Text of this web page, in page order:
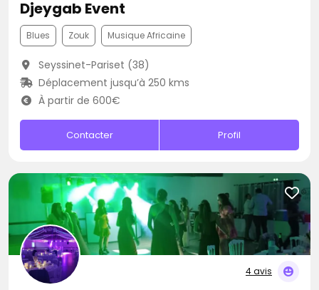
Djeygab Event
Blues Zouk Musique Africaine
Seyssinet-Pariset (38)
Déplacement jusqu’à 250 kms
À partir de 600€
Contacter Profil
4 avis